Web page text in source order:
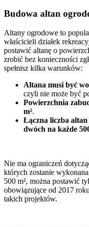
Budowa altan
Altany ogrodowe to
właścicieli działek
postawić altanę o
zrobić bez konieczności
spełnisz kilka warunków:
Altana musi być
czyli nie może być
Powierzchnia
m².
Łączna liczba altan
dwóch na każde
Nie ma ograniczeń
których zostanie
500 m², można postawić
obowiązujące od 2017
takich projektów.